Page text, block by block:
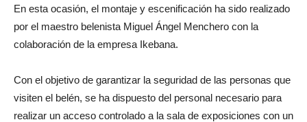
En esta ocasión, el montaje y escenificación ha sido realizado
por el maestro belenista Miguel Ángel Menchero con la
colaboración de la empresa Ikebana.
Con el objetivo de garantizar la seguridad de las personas que
visiten el belén, se ha dispuesto del personal necesario para
realizar un acceso controlado a la sala de exposiciones con un